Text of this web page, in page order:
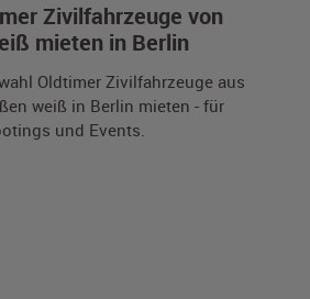
Zivilfahrzeuge von
mieten in Berlin
Oldtimer Zivilfahrzeuge aus
weiß in Berlin mieten - für
und Events.